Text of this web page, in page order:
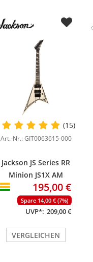
(15)
Art.-Nr.: GIT0063615-000
Jackson JS Series RR
Minion JS1X AM
Snow White with
Black Pin Stripes
195,00 €
Spare 14,00 € (7%)
UVP*: 209,00 €
VERGLEICHEN